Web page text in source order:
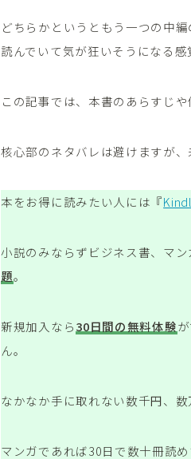
どちらかというともう一つの中
読んでいて気が狂いそうになる感
この記事では、本書のあらすじ
核心部のネタバレは避けますが、
本をお得に読みたい人には『
小説のみならずビジネス書、マ
題。
新規加入なら30日間の無料体験
ん。
なかなか手に取れない数千円、
マンガであれば30日で数十冊読